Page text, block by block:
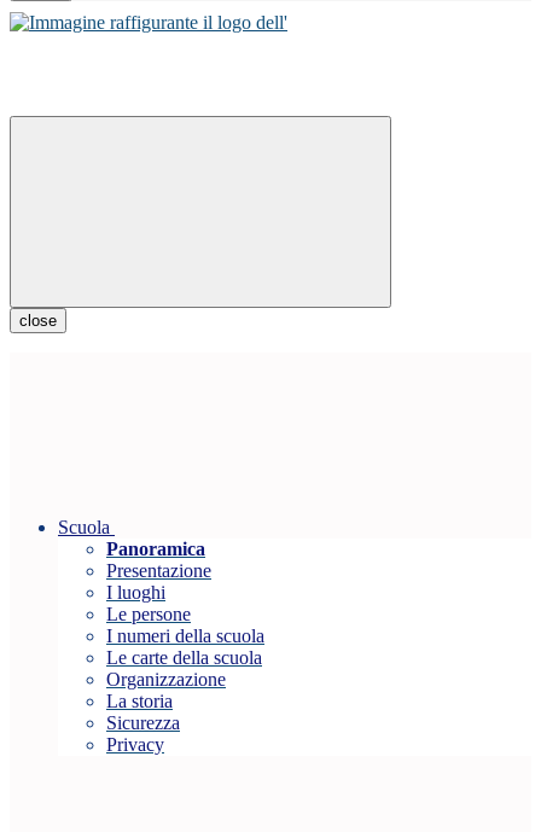
close
Scuola
Panoramica
Presentazione
I luoghi
Le persone
I numeri della scuola
Le carte della scuola
Organizzazione
La storia
Sicurezza
Privacy